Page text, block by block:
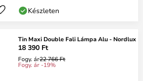
Készleten
Tin Maxi Double Fali Lámpa Alu - Nordlux
18 390 Ft
Fogy. ár22 766 Ft
Fogy. ár -19%